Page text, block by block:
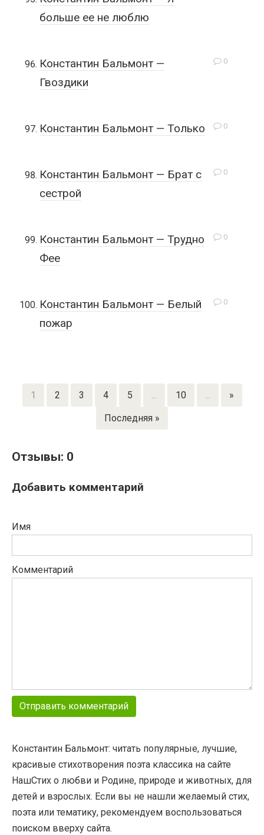
больше ее не люблю
0
Константин Бальмонт —
Гвоздики
0
Константин Бальмонт — Только
0
Константин Бальмонт — Брат с
сестрой
0
Константин Бальмонт — Трудно
Фее
0
Константин Бальмонт — Белый
пожар
1 2 3 4 5 ... 10 ... »
Последняя »
Отзывы: 0
Добавить комментарий
Имя
Комментарий
Константин Бальмонт: читать популярные, лучшие,
красивые стихотворения поэта классика на сайте
НашСтих о любви и Родине, природе и животных, для
детей и взрослых. Если вы не нашли желаемый стих,
поэта или тематику, рекомендуем воспользоваться
поиском вверху сайта.